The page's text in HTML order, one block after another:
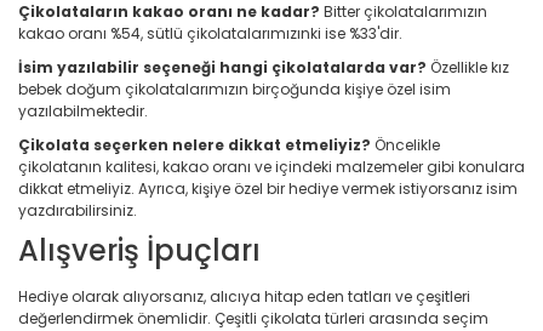
Çikolataların kakao oranı ne kadar? Bitter çikolatalarımızın
kakao oranı %54, sütlü çikolatalarımızınki ise %33'dir.
İsim yazılabilir seçeneği hangi çikolatalarda var? Özellikle kız
bebek doğum çikolatalarımızın birçoğunda kişiye özel isim
yazılabilmektedir.
Çikolata seçerken nelere dikkat etmeliyiz? Öncelikle
çikolatanın kalitesi, kakao oranı ve içindeki malzemeler gibi konulara
dikkat etmeliyiz. Ayrıca, kişiye özel bir hediye vermek istiyorsanız isim
yazdırabilirsiniz.
Alışveriş İpuçları
Hediye olarak alıyorsanız, alıcıya hitap eden tatları ve çeşitleri
değerlendirmek önemlidir. Çeşitli çikolata türleri arasında seçim